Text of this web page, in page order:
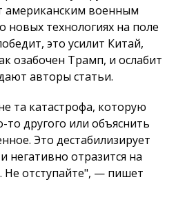
американским военным
технологиях на поле
это усилит Китай,
озабочен Трамп, и ослабит
авторы статьи.
та катастрофа, которую
то другого или объяснить
Это дестабилизирует
негативно отразится на
Не отступайте", — пишет